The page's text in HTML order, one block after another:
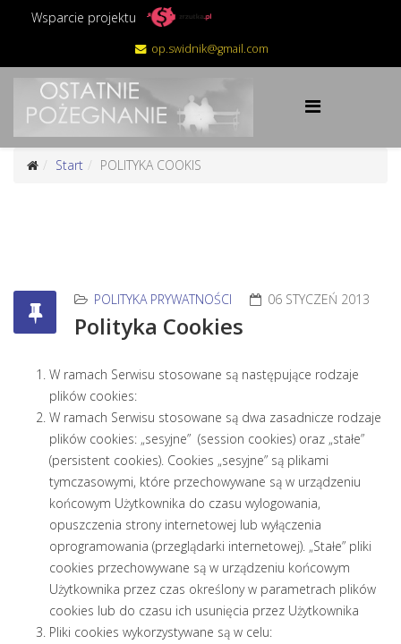
Wsparcie projektu
op.swidnik@gmail.com
Start POLITYKA COOKIS
POLITYKA PRYWATNOŚCI 06 STYCZEŃ 2013
Polityka Cookies
W ramach Serwisu stosowane są następujące rodzaje
plików cookies:
W ramach Serwisu stosowane są dwa zasadnicze rodzaje
plików cookies: „sesyjne” (session cookies) oraz „stałe”
(persistent cookies). Cookies „sesyjne” są plikami
tymczasowymi, które przechowywane są w urządzeniu
końcowym Użytkownika do czasu wylogowania,
opuszczenia strony internetowej lub wyłączenia
oprogramowania (przeglądarki internetowej). „Stałe” pliki
cookies przechowywane są w urządzeniu końcowym
Użytkownika przez czas określony w parametrach plików
cookies lub do czasu ich usunięcia przez Użytkownika
Pliki cookies wykorzystywane są w celu: